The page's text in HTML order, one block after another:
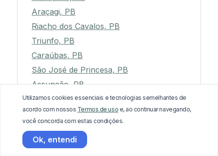
Araçagi, PB
Riacho dos Cavalos, PB
Triunfo, PB
Caraúbas, PB
São José de Princesa, PB
Assunção, PB
Aguiar, PB
Juarez Távora, PB
São José de Espinharas, PB
Utilizamos cookies essenciais e tecnologias semelhantes de
acordo com nossos Termos de uso e, ao continuar navegando,
você concorda com estas condições.
Ok, entendi